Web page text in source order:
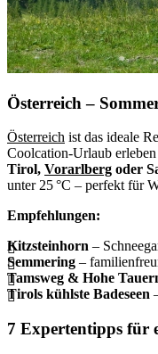
Österreich –
Österreich ist das ideale
Coolcation-Urlaub
Tirol, Vorarlberg oder
unter 25 °C – perfekt für
Empfehlungen:
Kitzsteinhorn –
Semmering –
Tamsweg & Hohe
Tirols kühlste Badeseen
7 Expertentipps für